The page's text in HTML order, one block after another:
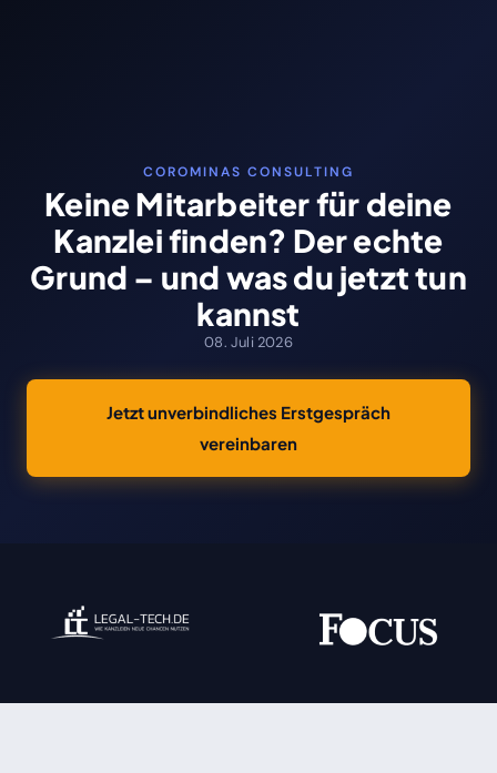
COROMINAS CONSULTING
Keine Mitarbeiter für deine
Kanzlei finden? Der echte
Grund – und was du jetzt tun
kannst
08. Juli 2026
Jetzt unverbindliches Erstgespräch
vereinbaren